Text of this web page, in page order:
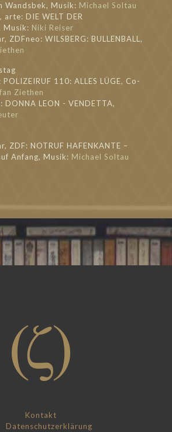
Wandsbek, Musik: Michael Soltau
arte: DIE WELT DER
Musik: Niki Reiser
ZDFneo: WILSBERG: BULLENBALL,
110: ALLES LÜGE, Co-
Ziethen
DONNA LEON - VENDETTA,
ZDF: NOTRUF HAFENKANTE –
Anfang, Musik: Michael Soltau
Kontakt
Datenschutzerklärung